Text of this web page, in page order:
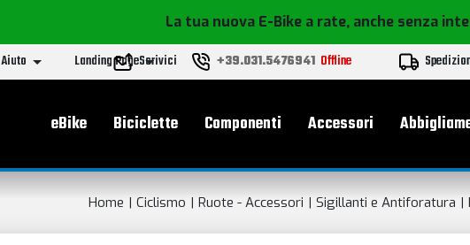
La tua nuova E-Bike a rate, anche senza
Aiuto Landing PageScrivici +39.031.5476941 Offline
Menu principale
eBike Biciclette Componenti Accessori
Home Ciclismo Ruote - Accessori Sigillanti e Antiforatura